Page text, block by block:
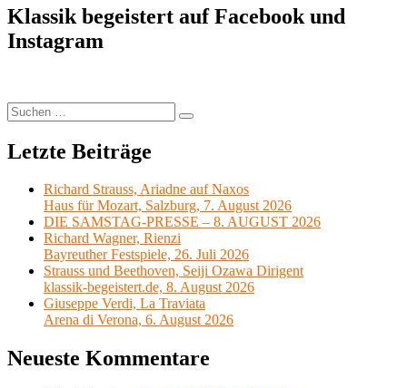
Lieblingsoper
27:
Isolde“
Klassik begeistert auf Facebook und
Instagram
Suchen
nach:
Suchen
Letzte Beiträge
Richard Strauss, Ariadne auf Naxos
Haus für Mozart, Salzburg, 7. August 2026
DIE SAMSTAG-PRESSE – 8. AUGUST 2026
Richard Wagner, Rienzi
Bayreuther Festspiele, 26. Juli 2026
Strauss und Beethoven, Seiji Ozawa Dirigent
klassik-begeistert.de, 8. August 2026
Giuseppe Verdi, La Traviata
Arena di Verona, 6. August 2026
Neueste Kommentare